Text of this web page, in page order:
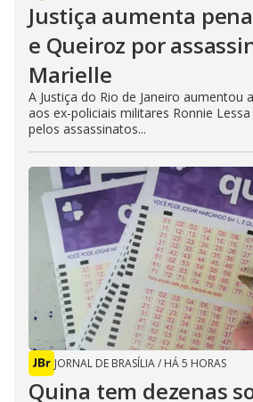
Justiça aumenta
e Queiroz por
Marielle
A Justiça do Rio de Janeiro aumentou
aos ex-policiais militares Ronnie
pelos assassinatos...
JORNAL DE BRASÍLIA/ HÁ 5 HORAS
Quina tem dezenas